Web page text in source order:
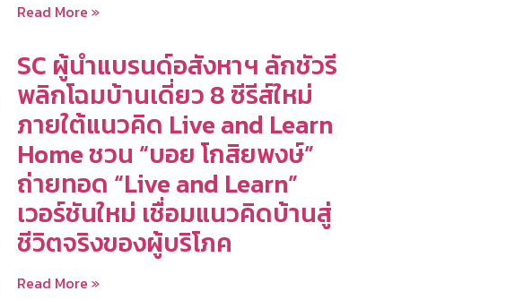
Read More »
SC ผู้นำแบรนด์อสังหาฯ ลักชัวรี
พลิกโฉมบ้านเดี่ยว 8 ซีรีส์ใหม่
ภายใต้แนวคิด Live and Learn
Home ชวน “บอย โกสิยพงษ์”
ถ่ายทอด “Live and Learn”
เวอร์ชันใหม่ เชื่อมแนวคิดบ้านสู่
ชีวิตจริงของผู้บริโภค
Read More »